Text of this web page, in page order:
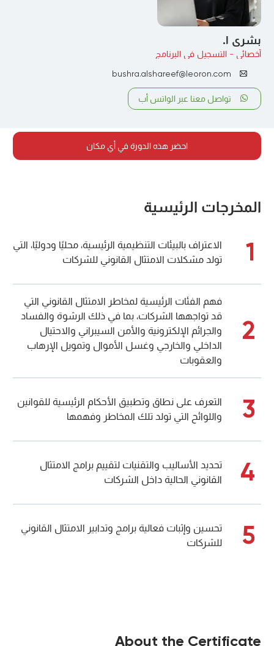
بشرى ا.
أخصائي - التسجيل في البرنامج
bushra.alshareef@leoron.com
تواصل معنا عبر الواتس أب
احضر هذه الدورة في أي مكان
المخرجات الرئيسية
1
الاعتراف بالبيئات التنظيمية الرئيسية، محليًا ودوليًا، التي
تولد مشكلات الامتثال القانوني للشركات
2
فهم الفئات الرئيسية لمخاطر الامتثال القانوني التي
قد تواجهها الشركات، بما في ذلك الرشوة والفساد
والجرائم الإلكترونية والأمن السيبراني والاحتيال
الداخلي والخارجي وغسل الأموال وتمويل الإرهاب
والعقوبات
3
التعرف على نطاق وتطبيق الأحكام الرئيسية للقوانين
واللوائح التي تولد تلك المخاطر وفهمها
4
تحديد الأساليب والتقنيات لتقييم برامج الامتثال
القانوني الحالية داخل الشركات
5
تحسين وإثبات فعالية برامج وتدابير الامتثال القانوني
للشركات
About the Certificate